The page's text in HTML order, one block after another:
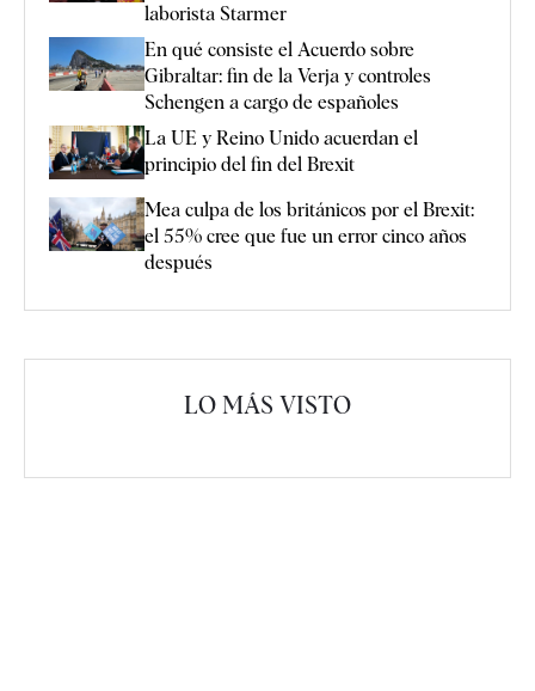
laborista Starmer
En qué consiste el Acuerdo sobre
Gibraltar: fin de la Verja y controles
Schengen a cargo de españoles
La UE y Reino Unido acuerdan el
principio del fin del Brexit
Mea culpa de los británicos por el Brexit:
el 55% cree que fue un error cinco años
después
LO MÁS VISTO